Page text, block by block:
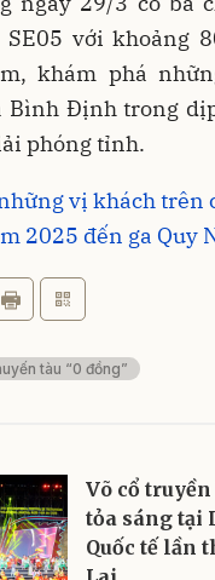
SE05 với khoảng
khám phá
Bình Định trong
phóng tỉnh.
vị khách trên
2025 đến ga Quy
tàu “0 đồng”
Võ cổ
tỏa sáng tại
Quốc tế lần